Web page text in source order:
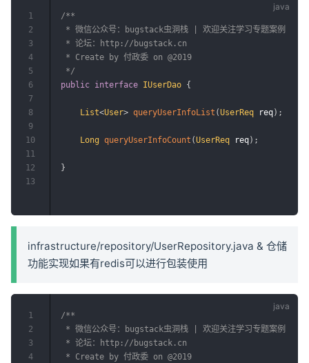
/**
* 微信公众号：bugstack虫洞栈 | 欢迎关注学习专题案例
* 论坛：http://bugstack.cn
* Create by 付政委 on @2019
*/
public interface IUserDao {
List<User> queryUserInfoList (UserReq req) ;
Long queryUserInfoCount (UserReq req) ;
}
1
2
3
4
5
6
7
8
9
10
11
12
13
infrastructure/repository/UserRepository.java & 仓储
功能实现如果有redis可以进行包装使用
/**
* 微信公众号：bugstack虫洞栈 | 欢迎关注学习专题案例
* 论坛：http://bugstack.cn
* Create by 付政委 on @2019
1
2
3
4